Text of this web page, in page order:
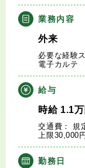
知りたい・聞
転職成功事例
医師の転職マ
データで見る
医師に役立つ
大学医局紹介
業務内容
外来
必要な経験
電子カルテ
給与
時給1.1万
交通費： 規
上限30,000
勤務日